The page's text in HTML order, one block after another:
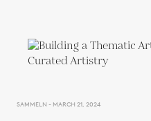
SAMMELN - MARCH 21, 2024